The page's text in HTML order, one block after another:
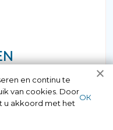
en sluitwerk aan
van de
en continu te
van cookies. Door
u akkoord met het
ОК